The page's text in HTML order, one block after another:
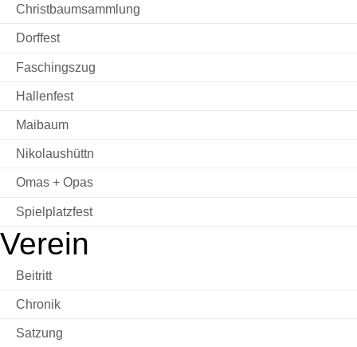
Christbaumsammlung
Dorffest
Faschingszug
Hallenfest
Maibaum
Nikolaushüttn
Omas + Opas
Spielplatzfest
Verein
Beitritt
Chronik
Satzung